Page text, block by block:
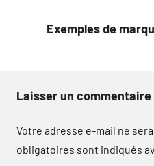
Exemples de
Laisser un commentaire
Votre adresse e-mail ne
obligatoires sont indiqués